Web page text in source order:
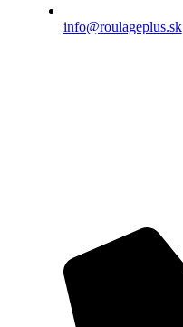
info@roulageplus.sk